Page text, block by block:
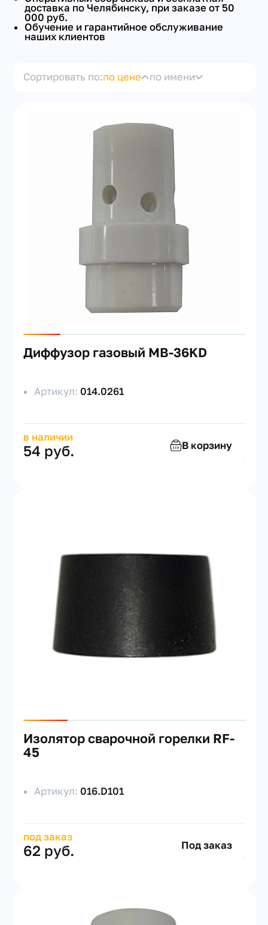
доставка по Челябинску, при заказе от 50
000 руб.
Обучение и гарантийное обслуживание
наших клиентов
Сортировать по:по цене по имени
Диффузор газовый MB-36KD
Артикул: 014.0261
в наличии
54 руб. В корзину
Изолятор сварочной горелки RF-
45
Артикул: 016.D101
под заказ
62 руб. Под заказ